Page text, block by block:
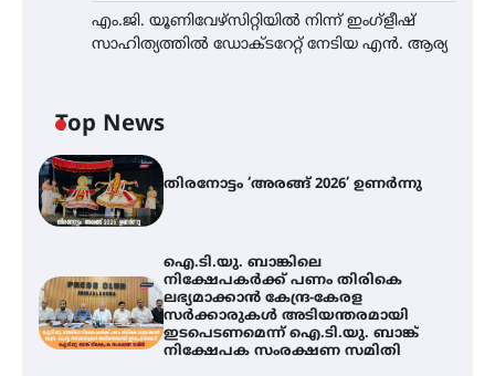
എം.ജി. യൂണിവേഴ്‌സിറ്റിയിൽ നിന്ന് ഇംഗ്ളീഷ്
സാഹിത്യത്തിൽ ഡോക്ടറേറ്റ് നേടിയ എൻ. ആര്യ
Top News
തിരനോട്ടം ‘അരങ്ങ് 2026’ ഉണർന്നു
ഐ.ടി.യു. ബാങ്കിലെ
നിക്ഷേപകർക്ക് പണം തിരികെ
ലഭ്യമാക്കാൻ കേന്ദ്ര-കേരള
സർക്കാരുകൾ അടിയന്തരമായി
ഇടപെടണമെന്ന് ഐ.ടി.യു. ബാങ്ക്
നിക്ഷേപക സംരക്ഷണ സമിതി